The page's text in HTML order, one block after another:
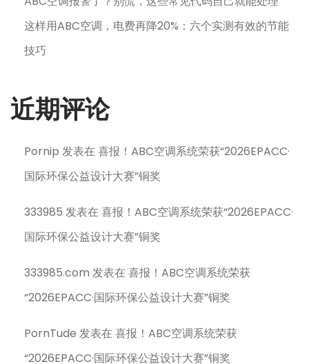
这样用ABC空调，电费再降20%：六个实测有效的节能
技巧
近期评论
Pornip 发表在喜报！ABC空调系统荣获“2026EPACC·
国际环保公益设计大赛”铜奖
333985 发表在喜报！ABC空调系统荣获“2026EPACC·
国际环保公益设计大赛”铜奖
333985.com 发表在喜报！ABC空调系统荣获
“2026EPACC·国际环保公益设计大赛”铜奖
PornTude 发表在喜报！ABC空调系统荣获
“2026EPACC·国际环保公益设计大赛”铜奖